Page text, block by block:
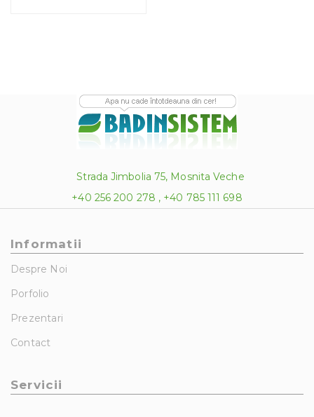
Strada Jimbolia 75, Mosnita Veche
+40 256 200 278 , +40 785 111 698
Informatii
Despre Noi
Porfolio
Prezentari
Contact
Servicii